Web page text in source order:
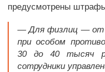
предусмотрены
— Для физлиц — от
при особом
30 до 40 тысяч
сотрудники